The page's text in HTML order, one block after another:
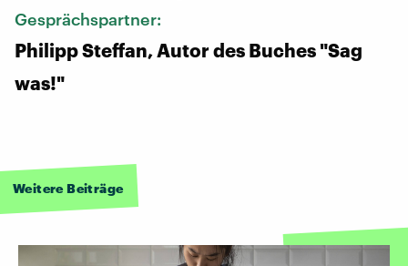
Gesprächspartner:
Philipp Steffan, Autor des Buches "Sag
was!"
Weitere Beiträge